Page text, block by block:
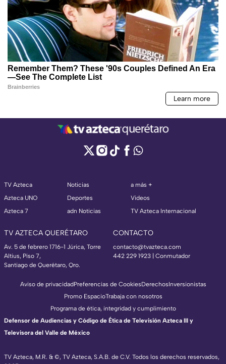
TV Azteca
Azteca UNO
Azteca 7
Noticias
Deportes
adn Noticias
a más +
Videos
TV Azteca Internacional
TV AZTECA QUERÉTARO
Av. 5 de febrero 1716-1 Júrica, Torre
Altius, Piso 7,
Santiago de Querétaro, Qro.
CONTACTO
contacto@tvazteca.com
442 229 1923 | Conmutador
TV Azteca, M.R. & ©, TV Azteca, S.A.B. de C.V. Todos los derechos reservados,
Aviso de privacidadPreferencias de CookiesDerechosInversionistas
Promo EspacioTrabaja con nosotros
Programa de ética, integridad y cumplimiento
Defensor de Audiencias y Código de Ética de Televisión Azteca III y
Televisora del Valle de México